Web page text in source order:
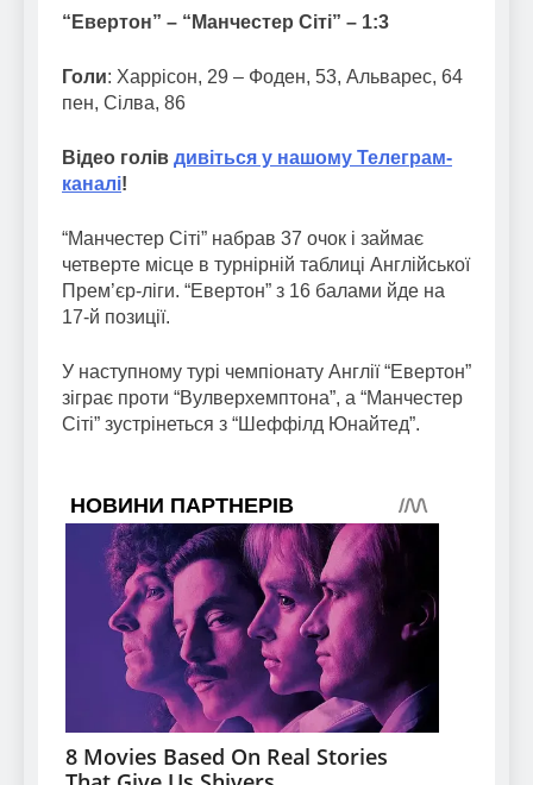
“Евертон” – “Манчестер Сіті” – 1:3
Голи: Харрісон, 29 – Фоден, 53, Альварес, 64
пен, Сілва, 86
Відео голів дивіться у нашому Телеграм-
каналі!
“Манчестер Сіті” набрав 37 очок і займає
четверте місце в турнірній таблиці Англійської
Прем’єр-ліги. “Евертон” з 16 балами йде на
17-й позиції.
У наступному турі чемпіонату Англії “Евертон”
зіграє проти “Вулверхемптона”, а “Манчестер
Сіті” зустрінеться з “Шеффілд Юнайтед”.